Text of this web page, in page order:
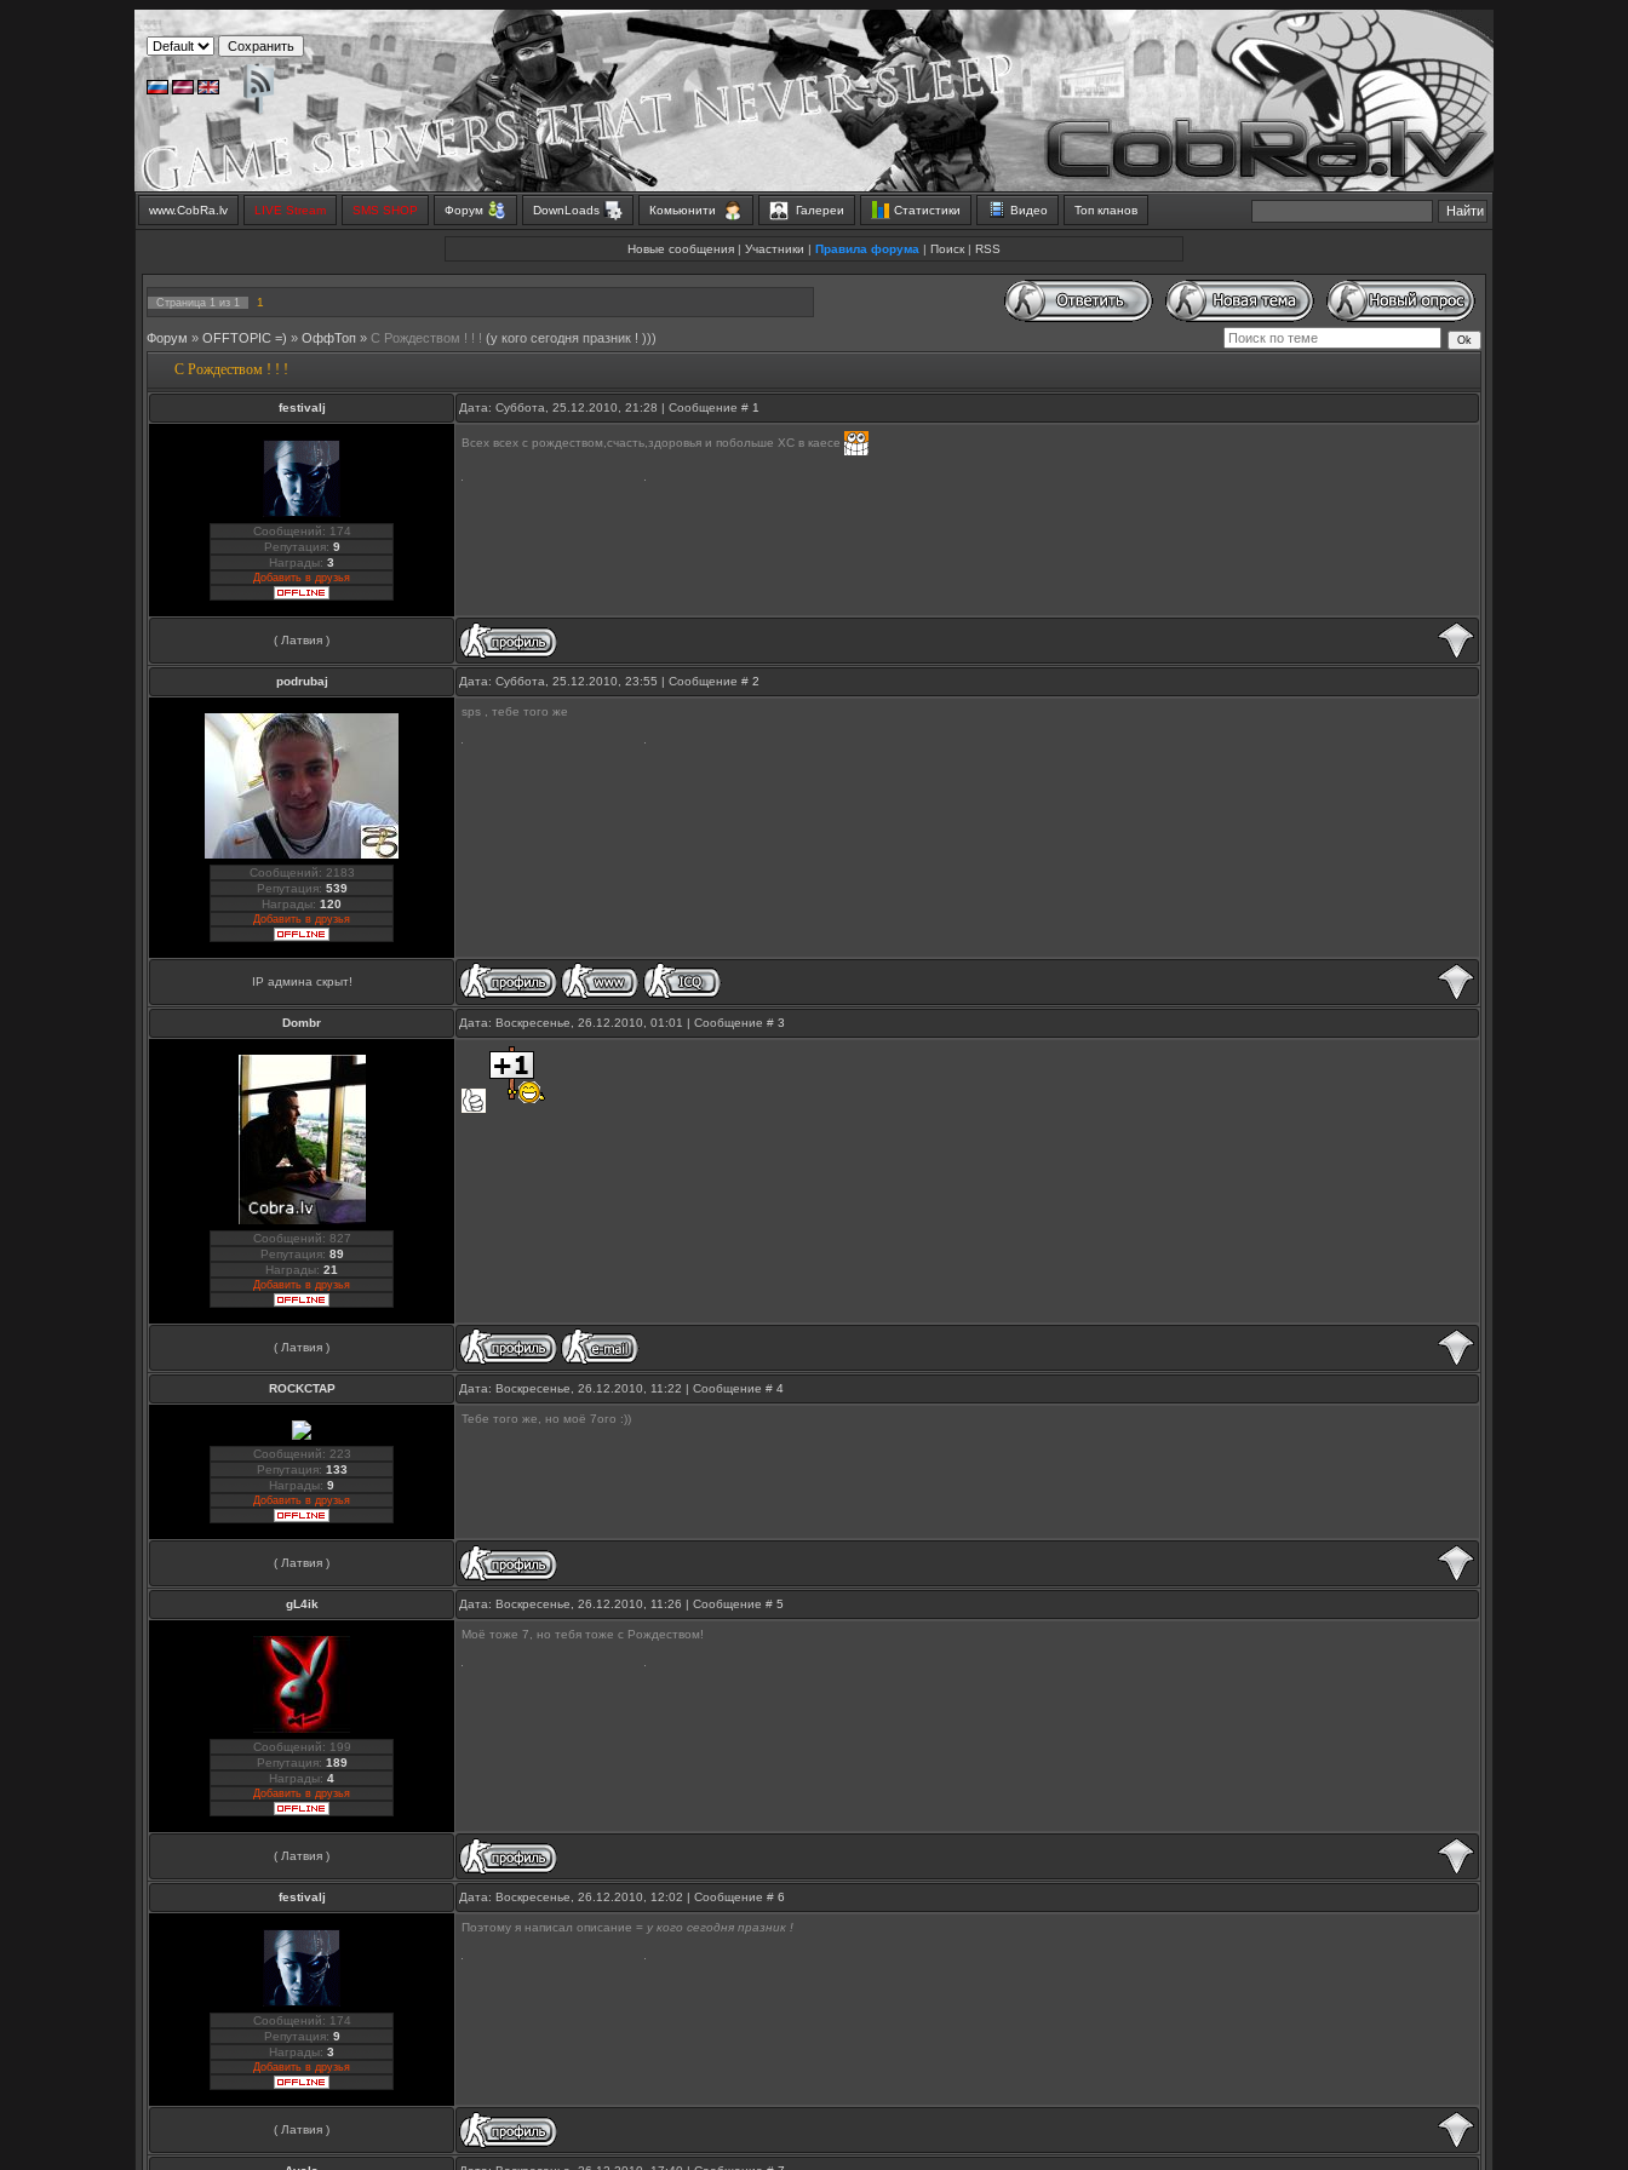
www.CobRa.lv LIVE Stream SMS SHOP Форум DownLoads Комьюнити Галереи Статистики Видео Топ кланов
Новые сообщения | Участники | Правила форума | Поиск | RSS
Страница 1 из 1 1
Форум » OFFTOPIC =) » OффТоп » С Рождеством ! ! ! (у кого сегодня празник ! )))
С Рождеством ! ! !
festivalj Дата: Суббота, 25.12.2010, 21:28 | Сообщение # 1
Сообщений: 174
Репутация: 9
Награды: 3
Добавить в друзья
Всех всех с рождеством,счасть,здоровья и побольше ХС в каесе
( Латвия )
podrubaj Дата: Суббота, 25.12.2010, 23:55 | Сообщение # 2
Сообщений: 2183
Репутация: 539
Награды: 120
Добавить в друзья
sps , тебе того же
IP админа скрыт!
Dombr Дата: Воскресенье, 26.12.2010, 01:01 | Сообщение # 3
Сообщений: 827
Репутация: 89
Награды: 21
Добавить в друзья
( Латвия )
ROCKCTAP Дата: Воскресенье, 26.12.2010, 11:22 | Сообщение # 4
Сообщений: 223
Репутация: 133
Награды: 9
Добавить в друзья
Тебе того же, но моё 7ого :))
( Латвия )
gL4ik Дата: Воскресенье, 26.12.2010, 11:26 | Сообщение # 5
Сообщений: 199
Репутация: 189
Награды: 4
Добавить в друзья
Моё тоже 7, но тебя тоже с Рождеством!
( Латвия )
festivalj Дата: Воскресенье, 26.12.2010, 12:02 | Сообщение # 6
Сообщений: 174
Репутация: 9
Награды: 3
Добавить в друзья
Поэтому я написал описание = у кого сегодня празник !
( Латвия )